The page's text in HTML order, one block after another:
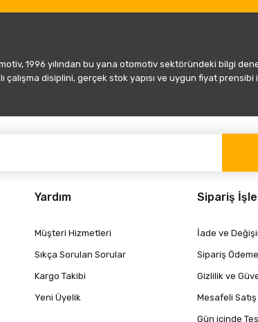
1996 yılından bu yana otomotiv sektöründeki bilgi
disiplini, gerçek stok yapısı ve uygun fiyat prensibi
Yardım
Müşteri Hizmetleri
Sıkça Sorulan Sorular
Kargo Takibi
Yeni Üyelik
Sipariş
İade ve
Sipariş
Gizlilik ve
Mesafeli
Gün içinde